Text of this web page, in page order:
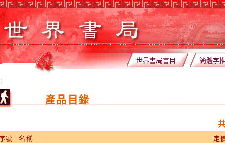
世界書局書目 簡體字
產品目錄
號 名稱 定